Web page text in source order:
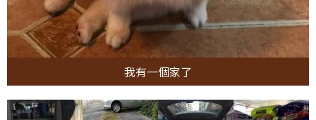
我有一個家了